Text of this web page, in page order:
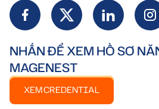
NHẤN ĐỂ XEM HỒ SƠ
MAGENEST
XEM CREDENTIAL